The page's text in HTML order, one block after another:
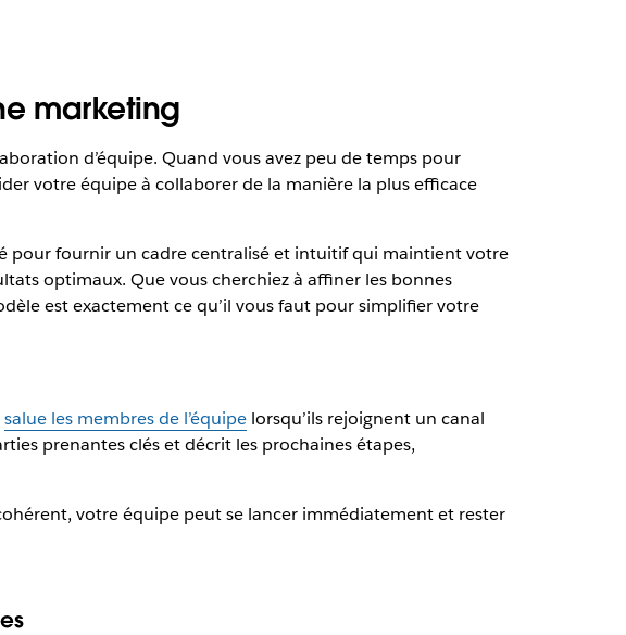
marketing
d’équipe. Quand vous avez peu de temps pour
votre équipe à collaborer de la manière la plus efficace
pour fournir un cadre centralisé et intuitif qui maintient votre
optimaux. Que vous cherchiez à affiner les bonnes
est exactement ce qu’il vous faut pour simplifier votre
salue les membres de l’équipelorsqu’ils rejoignent un canal
prenantes clés et décrit les prochaines étapes,
votre équipe peut se lancer immédiatement et rester